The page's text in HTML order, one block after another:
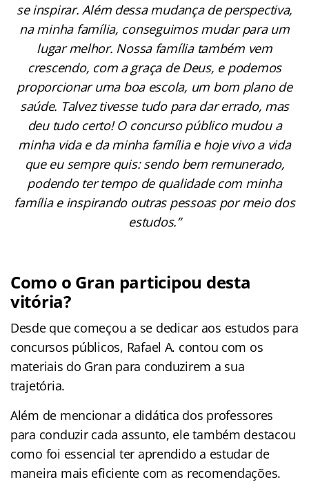
se inspirar. Além dessa mudança de perspectiva,
na minha família, conseguimos mudar para um
lugar melhor. Nossa família também vem
crescendo, com a graça de Deus, e podemos
proporcionar uma boa escola, um bom plano de
saúde. Talvez tivesse tudo para dar errado, mas
deu tudo certo! O concurso público mudou a
minha vida e da minha família e hoje vivo a vida
que eu sempre quis: sendo bem remunerado,
podendo ter tempo de qualidade com minha
família e inspirando outras pessoas por meio dos
estudos.”
Como o Gran participou desta
vitória?
Desde que começou a se dedicar aos estudos para
concursos públicos, Rafael A. contou com os
materiais do Gran para conduzirem a sua
trajetória.
Além de mencionar a didática dos professores
para conduzir cada assunto, ele também destacou
como foi essencial ter aprendido a estudar de
maneira mais eficiente com as recomendações.